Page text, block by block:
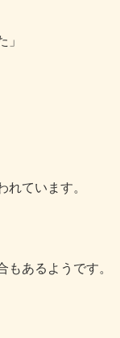
」
れています。
もあるようです。